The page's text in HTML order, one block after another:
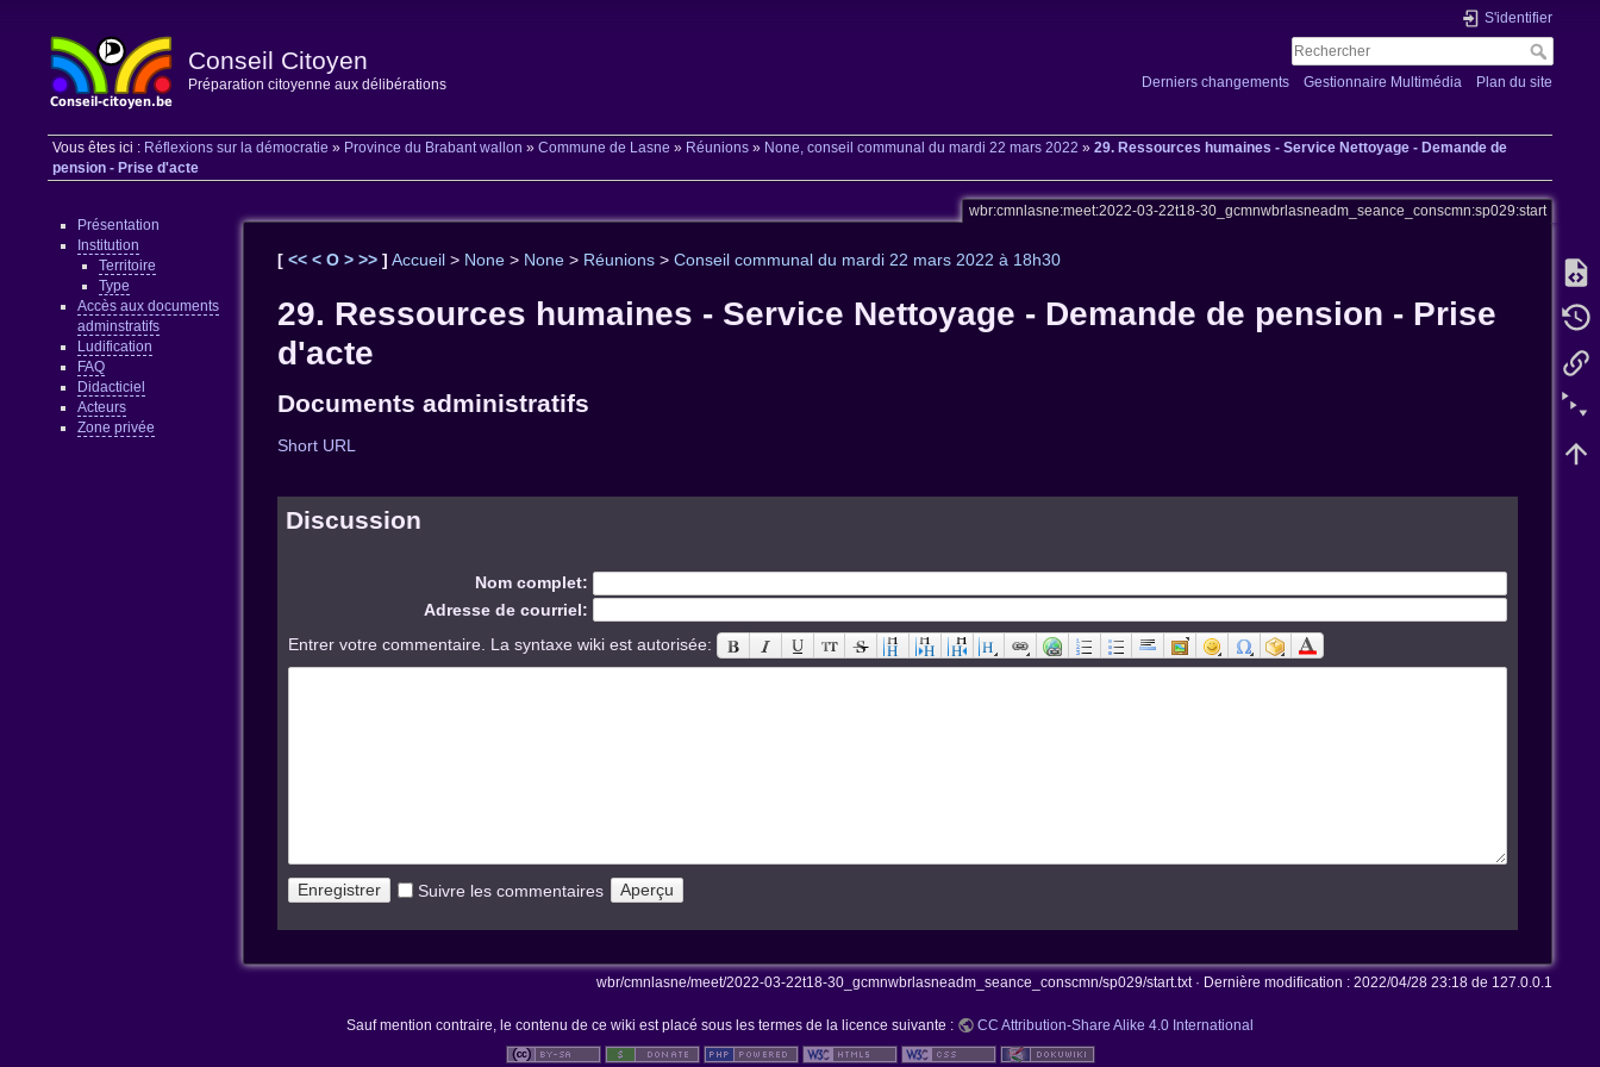
Conseil Citoyen
Préparation citoyenne aux délibérations
S'identifier
Derniers changements Gestionnaire Multimédia Plan du site
Vous êtes ici : Réflexions sur la démocratie » Province du Brabant wallon »Commune de Lasne » Réunions » None, conseil communal du mardi 22 mars 2022 »29. Ressources humaines - Service Nettoyage - Demande de
pension - Prise d'acte
Présentation
Institution
Territoire
Type
Accès aux documents
adminstratifs
Ludification
FAQ
Didacticiel
Acteurs
Zone privée
wbr:cmnlasne:meet:2022-03-22t18-30_gcmnwbrlasneadm_seance_conscmn:sp029:start
[<<<O>>>] Accueil > None > None > Réunions >Conseil communal du mardi 22 mars 2022 à 18h30
29. Ressources humaines - Service Nettoyage - Demande de pension - Prise
d'acte
Documents administratifs
Short URL
Discussion
Nom complet:
Adresse de courriel:
Entrer votre commentaire. La syntaxe wiki est autorisée:
Suivre les commentaires
wbr/cmnlasne/meet/2022-03-22t18-30_gcmnwbrlasneadm_seance_conscmn/sp029/start.txt· Dernière modification : 2022/04/28 23:18 de 127.0.0.1
Sauf mention contraire, le contenu de ce wiki est placé sous les termes de la licence suivante : CC Attribution-Share Alike 4.0 International